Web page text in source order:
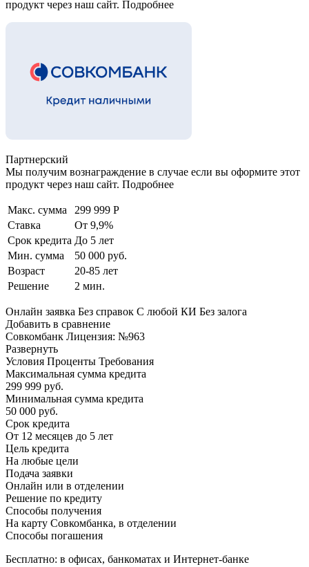
продукт через наш сайт. Подробнее
Партнерский
Мы получим вознаграждение в случае если вы оформите этот
продукт через наш сайт. Подробнее
Макс. сумма
299 999 Р
Ставка
От 9,9%
Срок кредита До 5 лет
Мин. сумма
50 000 руб.
Возраст
20-85 лет
Решение
2 мин.
Онлайн заявка Без справок С любой КИ Без залога
Добавить в сравнение
Совкомбанк Лицензия: №963
Развернуть
Условия Проценты Требования
Максимальная сумма кредита
299 999 руб.
Минимальная сумма кредита
50 000 руб.
Срок кредита
От 12 месяцев до 5 лет
Цель кредита
На любые цели
Подача заявки
Онлайн или в отделении
Решение по кредиту
Способы получения
На карту Совкомбанка, в отделении
Способы погашения
Бесплатно: в офисах, банкоматах и Интернет-банке